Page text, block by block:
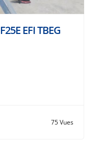
EFI TBEG
75 Vues